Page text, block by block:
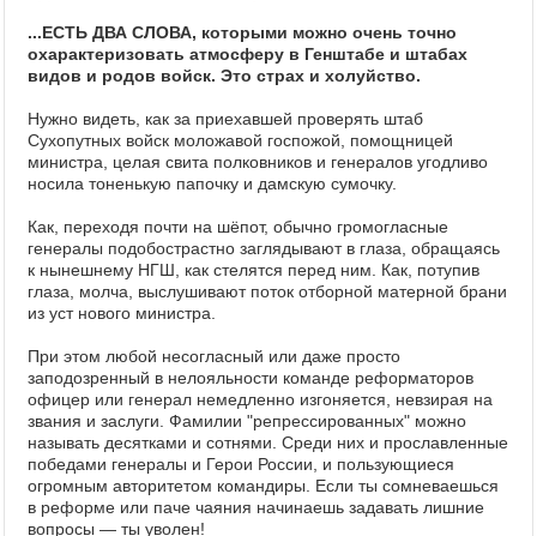
...ЕСТЬ ДВА СЛОВА, которыми можно очень точно
охарактеризовать атмосферу в Генштабе и штабах
видов и родов войск. Это страх и холуйство.
Нужно видеть, как за приехавшей проверять штаб
Сухопутных войск моложавой госпожой, помощницей
министра, целая свита полковников и генералов угодливо
носила тоненькую папочку и дамскую сумочку.
Как, переходя почти на шёпот, обычно громогласные
генералы подобострастно заглядывают в глаза, обращаясь
к нынешнему НГШ, как стелятся перед ним. Как, потупив
глаза, молча, выслушивают поток отборной матерной брани
из уст нового министра.
При этом любой несогласный или даже просто
заподозренный в нелояльности команде реформаторов
офицер или генерал немедленно изгоняется, невзирая на
звания и заслуги. Фамилии "репрессированных" можно
называть десятками и сотнями. Среди них и прославленные
победами генералы и Герои России, и пользующиеся
огромным авторитетом командиры. Если ты сомневаешься
в реформе или паче чаяния начинаешь задавать лишние
вопросы — ты уволен!